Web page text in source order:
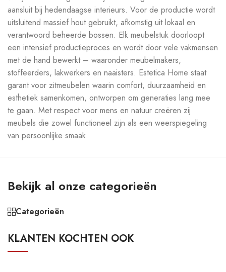
aansluit bij hedendaagse interieurs. Voor de productie wordt
uitsluitend massief hout gebruikt, afkomstig uit lokaal en
verantwoord beheerde bossen. Elk meubelstuk doorloopt
een intensief productieproces en wordt door vele vakmensen
met de hand bewerkt – waaronder meubelmakers,
stoffeerders, lakwerkers en naaisters. Estetica Home staat
garant voor zitmeubelen waarin comfort, duurzaamheid en
esthetiek samenkomen, ontworpen om generaties lang mee
te gaan. Met respect voor mens en natuur creëren zij
meubels die zowel functioneel zijn als een weerspiegeling
van persoonlijke smaak.
Bekijk al onze categorieën
Categorieën
KLANTEN KOCHTEN OOK